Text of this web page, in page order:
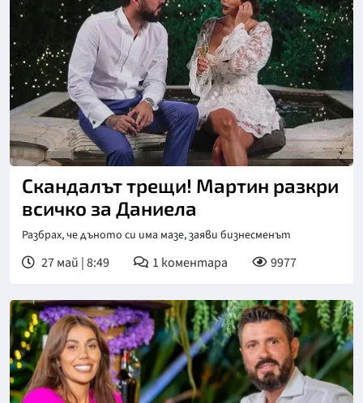
Снимка: bTV
Скандалът трещи! Мартин разкри
всичко за Даниела
Разбрах, че дъното си има мазе, заяви бизнесменът
27 май | 8:49 1 коментара 9977